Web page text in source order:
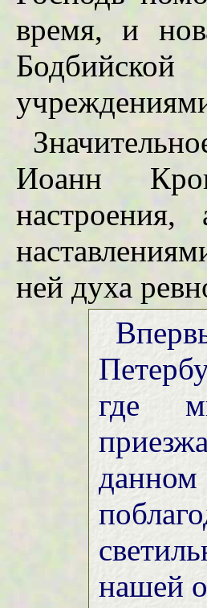
время, и
Иоанн
ней духа
где
нашей